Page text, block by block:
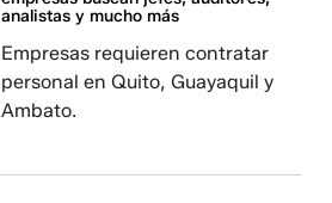
analistas y mucho más
Empresas requieren contratar
personal en Quito, Guayaquil y
Ambato.